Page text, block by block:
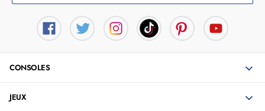
CONSOLES
JEUX